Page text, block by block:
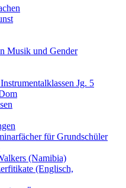
Musik und Gender
Jg. 5
für Grundschüler
(Namibia)
(Englisch,